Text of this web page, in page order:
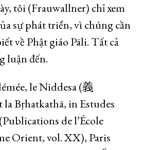
tôi (Frauwallner) chỉ xem
sự phát triển, vì chúng cần
về Phật giáo Pāli. Tất cả
luận đến.
le Niddesa (義
Bṛhatkathā, in Estudes
de l’École
Orient, vol. XX), Paris